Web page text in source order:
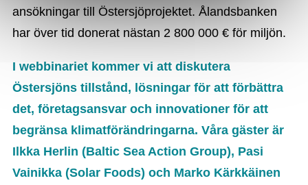
ansökningar till Östersjöprojektet. Ålandsbanken
har över tid donerat nästan 2 800 000 € för miljön.
I webbinariet kommer vi att diskutera
Östersjöns tillstånd, lösningar för att förbättra
det, företagsansvar och innovationer för att
begränsa klimatförändringarna. Våra gäster är
Ilkka Herlin (Baltic Sea Action Group), Pasi
Vainikka (Solar Foods) och Marko Kärkkäinen